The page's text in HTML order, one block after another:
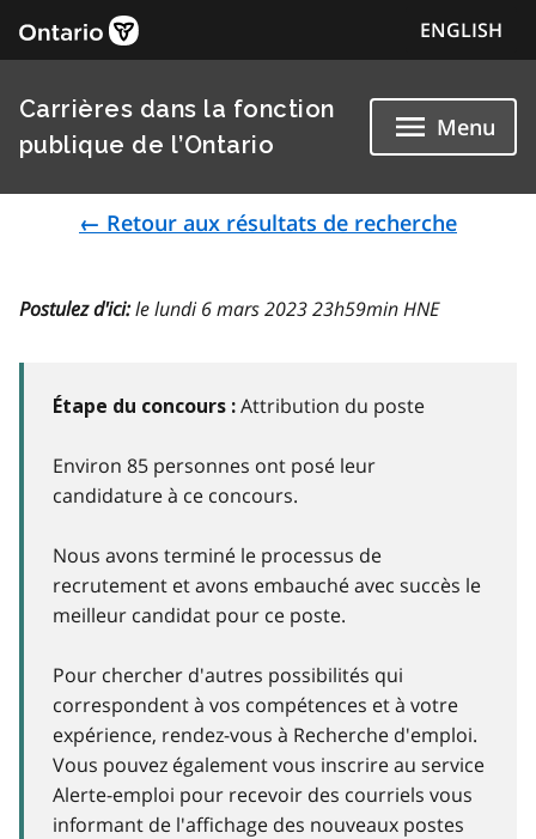
ENGLISH
Carrières dans la fonction
publique de l’Ontario
Menu
← Retour aux résultats de recherche
Postulez d'ici:le lundi 6 mars 2023 23h59min HNE
Étape du concours : Attribution du poste
Environ 85 personnes ont posé leur
candidature à ce concours.
Nous avons terminé le processus de
recrutement et avons embauché avec succès le
meilleur candidat pour ce poste.
Pour chercher d'autres possibilités qui
correspondent à vos compétences et à votre
expérience, rendez-vous à Recherche d'emploi.
Vous pouvez également vous inscrire au service
Alerte-emploi pour recevoir des courriels vous
informant de l'affichage des nouveaux postes